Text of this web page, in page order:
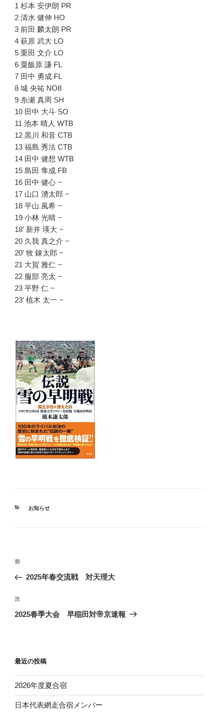
1 杉本 安伊朗 PR
2 清水 健伸 HO
3 前田 麟太朗 PR
4 萩原 武大 LO
5 栗田 文介 LO
6 粟飯原 謙 FL
7 田中 勇成 FL
8 城 央祐 NO8
9 糸瀬 真周 SH
10 田中 大斗 SO
11 池本 晴人 WTB
12 黒川 和音 CTB
13 福島 秀法 CTB
14 田中 健想 WTB
15 島田 隼成 FB
16 田中 健心 −
17 山口 湧太郎 −
18 平山 風希 −
19 小林 光晴 −
18′ 新井 瑛大 −
20 久我 真之介 −
20′ 牧 錬太郎 −
21 大賀 雅仁 −
22 服部 亮太 −
23 平野 仁 −
23′ 植木 太一 −
カ
お知らせ
投
ナ
ビ
ゲ
ン
前
の
稿
前
2025年春交流戦 対天理大
次
の
次
2025春季大会 早稲田対帝京速報
最近の投稿
2026年度夏合宿
日本代表網走合宿メンバー